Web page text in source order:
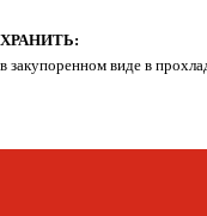
ХРАНИТЬ:
в закупоренном виде в